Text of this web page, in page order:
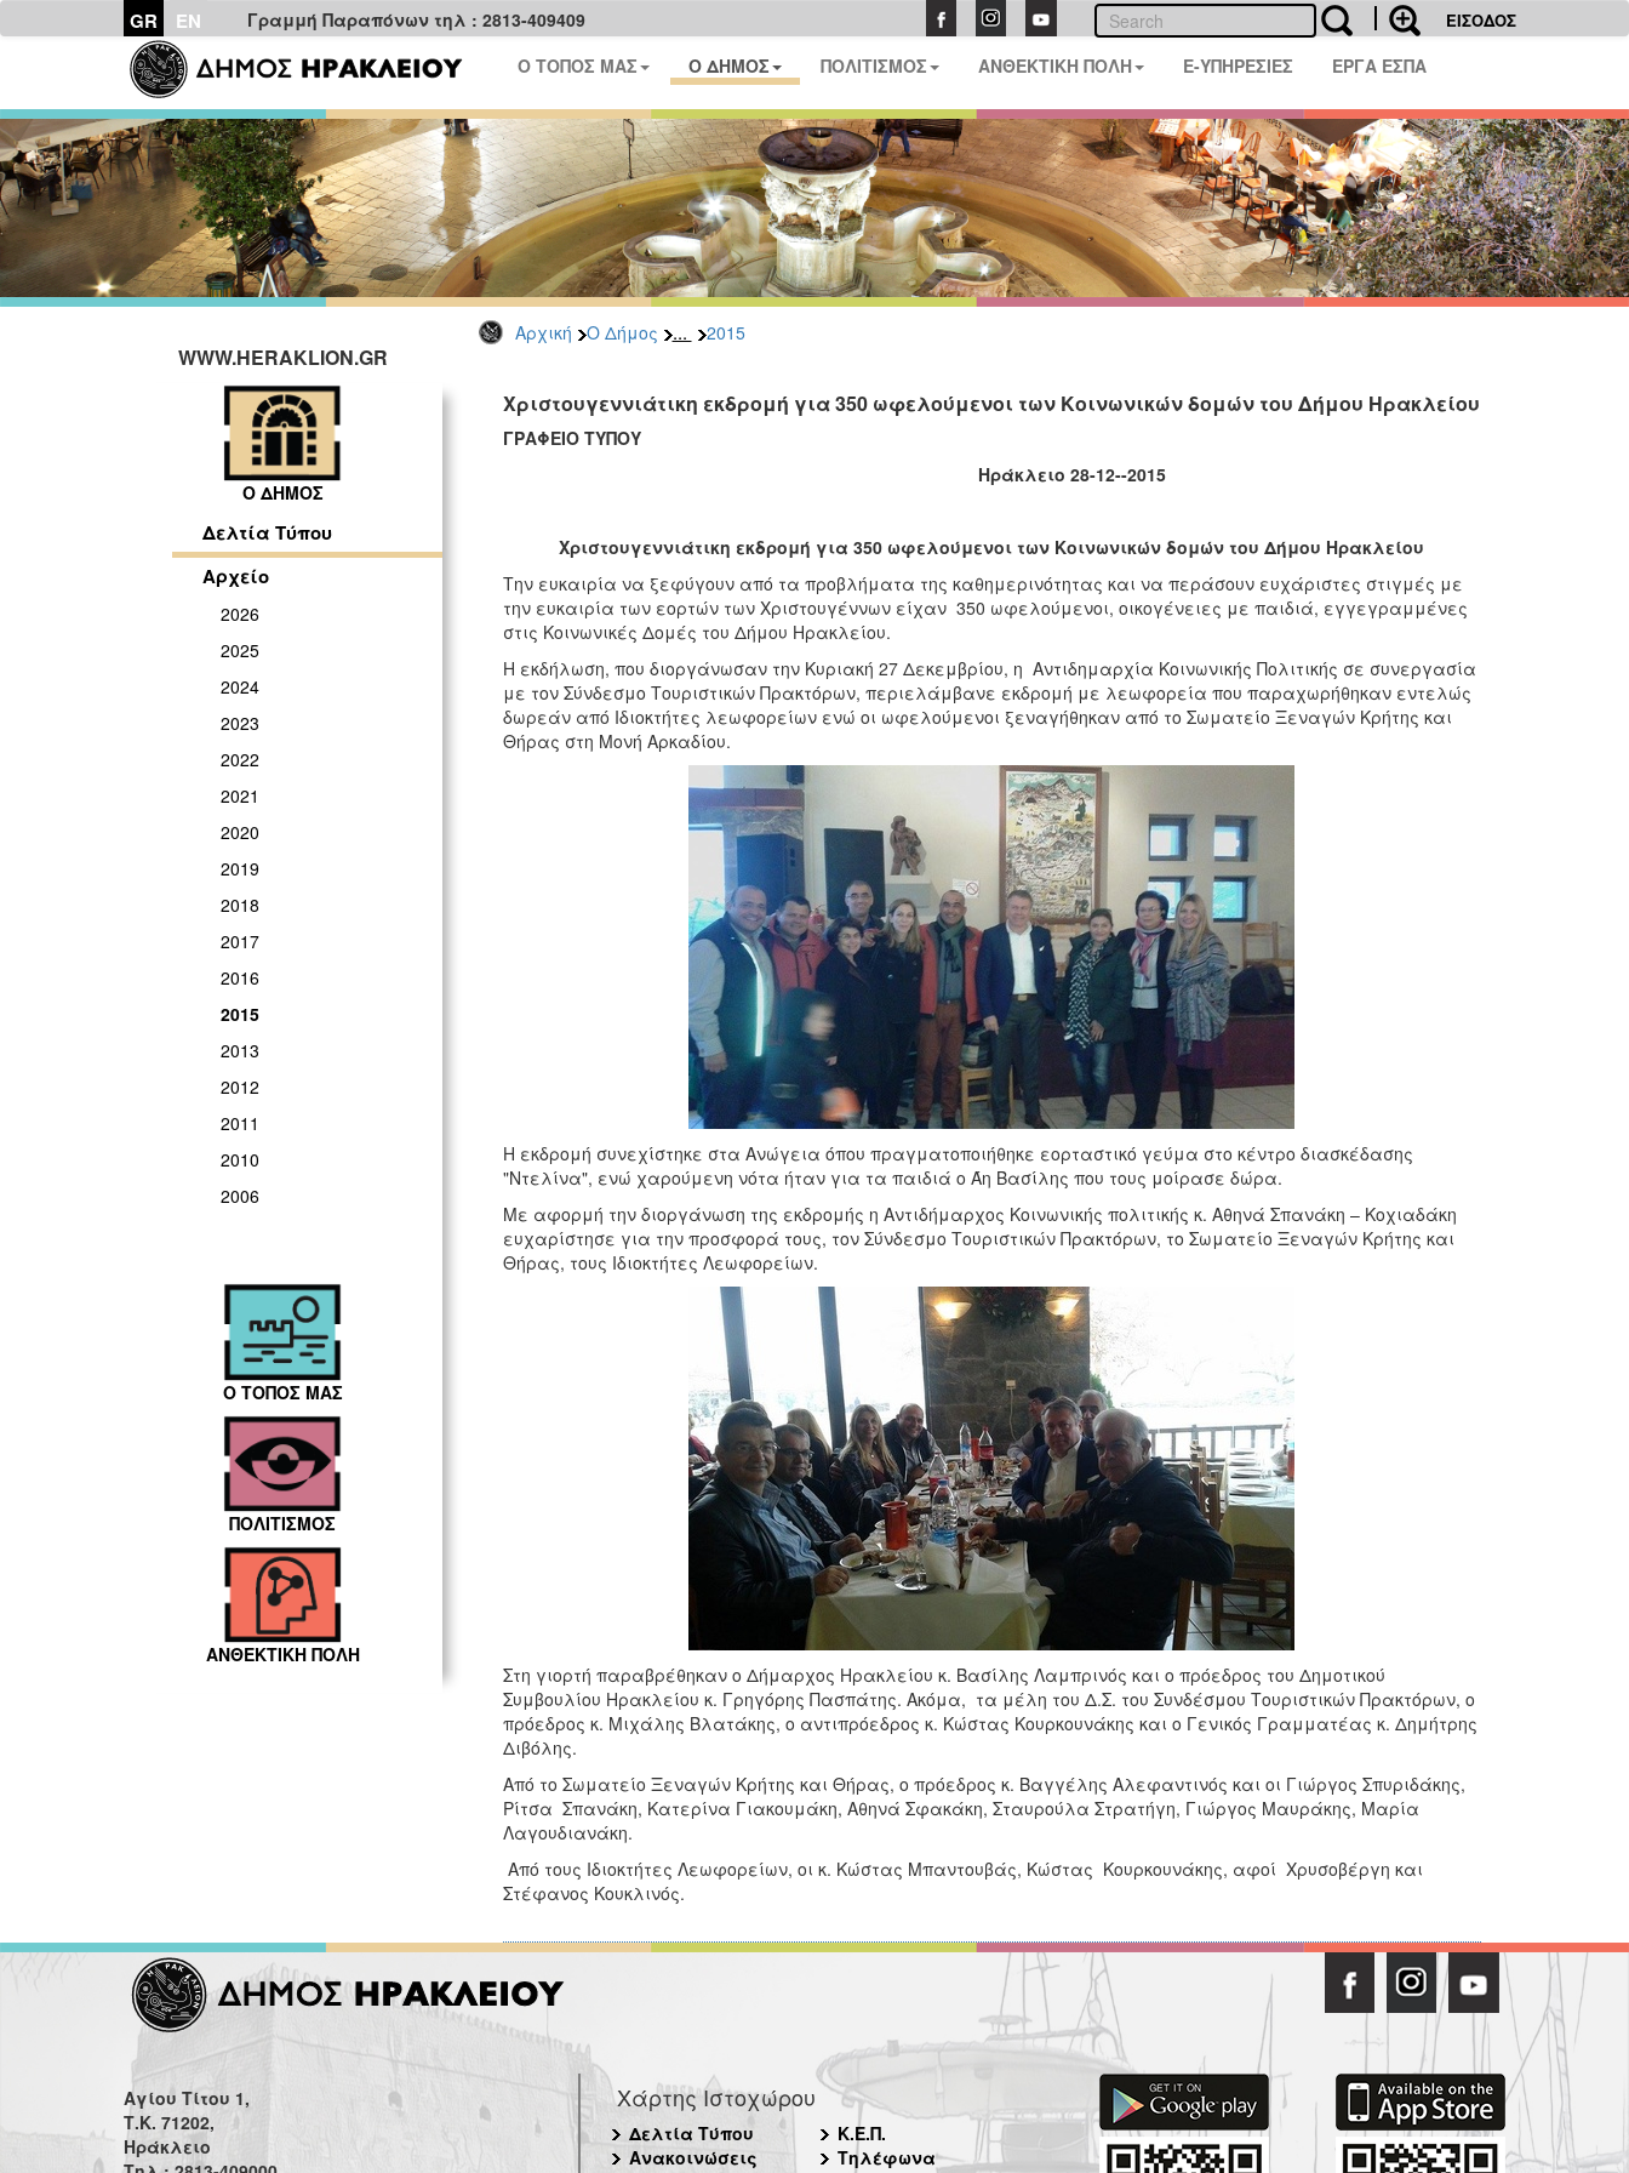
GR EN Γραμμή Παραπόνων τηλ : 2813-409409 ΕΙΣΟΔΟΣ
Ο ΤΟΠΟΣ ΜΑΣ Ο ΔΗΜΟΣ ΠΟΛΙΤΙΣΜΟΣ ΑΝΘΕΚΤΙΚΗ ΠΟΛΗ E-ΥΠΗΡΕΣΙΕΣ ΕΡΓΑ ΕΣΠΑ
Αρχική Ο Δήμος ... 2015
WWW.HERAKLION.GR
Ο ΔΗΜΟΣ
Δελτία Τύπου
Αρχείο
2026
2025
2024
2023
2022
2021
2020
2019
2018
2017
2016
2015
2013
2012
2011
2010
2006
Ο ΤΟΠΟΣ ΜΑΣ
ΠΟΛΙΤΙΣΜΟΣ
ΑΝΘΕΚΤΙΚΗ ΠΟΛΗ
Χριστουγεννιάτικη εκδρομή για 350 ωφελούμενοι των Κοινωνικών δομών του Δήμου Ηρακλείου
ΓΡΑΦΕΙΟ ΤΥΠΟΥ
Ηράκλειο 28-12--2015
Χριστουγεννιάτικη εκδρομή για 350 ωφελούμενοι των Κοινωνικών δομών του Δήμου Ηρακλείου
Την ευκαιρία να ξεφύγουν από τα προβλήματα της καθημερινότητας και να περάσουν ευχάριστες στιγμές με
την ευκαιρία των εορτών των Χριστουγέννων είχαν 350 ωφελούμενοι, οικογένειες με παιδιά, εγγεγραμμένες
στις Κοινωνικές Δομές του Δήμου Ηρακλείου.
Η εκδήλωση, που διοργάνωσαν την Κυριακή 27 Δεκεμβρίου, η Αντιδημαρχία Κοινωνικής Πολιτικής σε συνεργασία
με τον Σύνδεσμο Τουριστικών Πρακτόρων, περιελάμβανε εκδρομή με λεωφορεία που παραχωρήθηκαν εντελώς
δωρεάν από Ιδιοκτήτες λεωφορείων ενώ οι ωφελούμενοι ξεναγήθηκαν από το Σωματείο Ξεναγών Κρήτης και
Θήρας στη Μονή Αρκαδίου.
Η εκδρομή συνεχίστηκε στα Ανώγεια όπου πραγματοποιήθηκε εορταστικό γεύμα στο κέντρο διασκέδασης
"Ντελίνα", ενώ χαρούμενη νότα ήταν για τα παιδιά ο Άη Βασίλης που τους μοίρασε δώρα.
Με αφορμή την διοργάνωση της εκδρομής η Αντιδήμαρχος Κοινωνικής πολιτικής κ. Αθηνά Σπανάκη – Κοχιαδάκη
ευχαρίστησε για την προσφορά τους, τον Σύνδεσμο Τουριστικών Πρακτόρων, το Σωματείο Ξεναγών Κρήτης και
Θήρας, τους Ιδιοκτήτες Λεωφορείων.
Στη γιορτή παραβρέθηκαν ο Δήμαρχος Ηρακλείου κ. Βασίλης Λαμπρινός και ο πρόεδρος του Δημοτικού
Συμβουλίου Ηρακλείου κ. Γρηγόρης Πασπάτης. Ακόμα, τα μέλη του Δ.Σ. του Συνδέσμου Τουριστικών Πρακτόρων, ο
πρόεδρος κ. Μιχάλης Βλατάκης, ο αντιπρόεδρος κ. Κώστας Κουρκουνάκης και ο Γενικός Γραμματέας κ. Δημήτρης
Διβόλης.
Από το Σωματείο Ξεναγών Κρήτης και Θήρας, ο πρόεδρος κ. Βαγγέλης Αλεφαντινός και οι Γιώργος Σπυριδάκης,
Ρίτσα Σπανάκη, Κατερίνα Γιακουμάκη, Αθηνά Σφακάκη, Σταυρούλα Στρατήγη, Γιώργος Μαυράκης, Μαρία
Λαγουδιανάκη.
Από τους Ιδιοκτήτες Λεωφορείων, οι κ. Κώστας Μπαντουβάς, Κώστας Κουρκουνάκης, αφοί Χρυσοβέργη και
Στέφανος Κουκλινός.
Αγίου Τίτου 1,
Τ.Κ. 71202,
Ηράκλειο
Χάρτης Ιστοχώρου
Δελτία Τύπου
Ανακοινώσεις
Κ.Ε.Π.
Τηλέφωνα